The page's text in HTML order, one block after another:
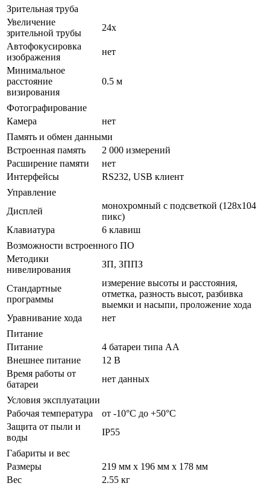
Зрительная труба
Увеличение
зрительной трубы
24x
Автофокусировка
изображения
нет
Минимальное
расстояние
визирования
0.5 м
Фотографирование
Камера
нет
Память и обмен данными
Встроенная память
2 000 измерений
Расширение памяти
нет
Интерфейсы
RS232, USB клиент
Управление
Дисплей
монохромный с подсветкой (128x104
пикс)
Клавиатура
6 клавиш
Возможности встроенного ПО
Методики
нивелирования
ЗП, ЗППЗ
Стандартные
программы
измерение высоты и расстояния,
отметка, разность высот, разбивка
выемки и насыпи, проложение хода
Уравнивание хода
нет
Питание
Питание
4 батареи типа АА
Внешнее питание
12 В
Время работы от
батареи
нет данных
Условия эксплуатации
Рабочая температура
от -10°С до +50°С
Защита от пыли и
воды
IP55
Габариты и вес
Размеры
219 мм x 196 мм x 178 мм
Вес
2.55 кг